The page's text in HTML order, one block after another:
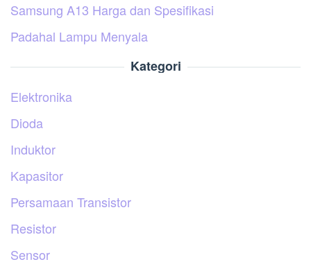
Samsung A13 Harga dan Spesifikasi
Padahal Lampu Menyala
Kategori
Elektronika
Dioda
Induktor
Kapasitor
Persamaan Transistor
Resistor
Sensor